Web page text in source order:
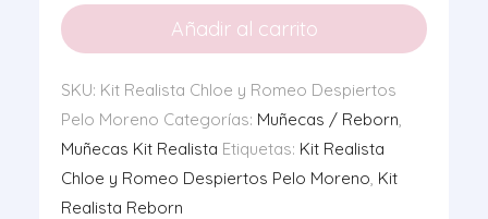
Chloe
y
cantidad
Añadir al carrito
SKU: Kit Realista Chloe y Romeo Despiertos
Pelo Moreno Categorías: Muñecas / Reborn,
Muñecas Kit Realista Etiquetas: Kit Realista
Chloe y Romeo Despiertos Pelo Moreno, Kit
Realista Reborn